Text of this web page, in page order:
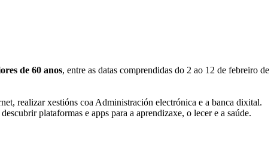
de 60 anos, entre as datas comprendidas do 2 ao 12 de febreiro de
realizar xestións coa Administración electrónica e a banca dixital.
plataformas e apps para a aprendizaxe, o lecer e a saúde.